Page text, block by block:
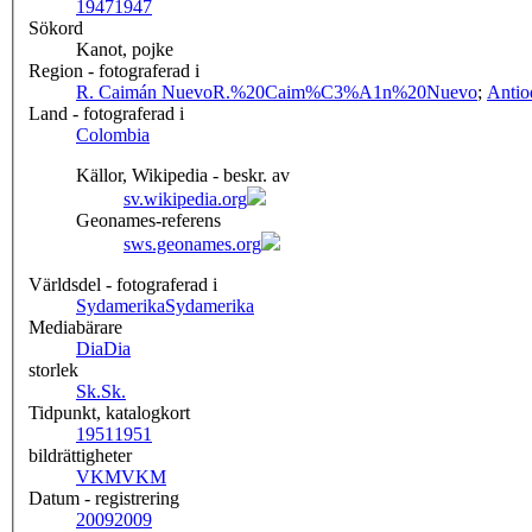
19471947
Sökord
Kanot, pojke
Region - fotograferad i
R. Caimán NuevoR.%20Caim%C3%A1n%20Nuevo;
Land - fotograferad i
Colombia
Källor, Wikipedia - beskr. av
sv.wikipedia.org
Geonames-referens
sws.geonames.org
Världsdel - fotograferad i
SydamerikaSydamerika
Mediabärare
DiaDia
storlek
Sk.Sk.
Tidpunkt, katalogkort
1951 1951
bildrättigheter
VKMVKM
Datum - registrering
20092009